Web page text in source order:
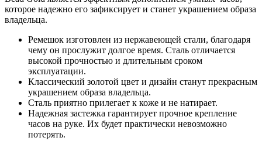
которое надежно его зафиксирует и станет украшением образа
владельца.
Ремешок изготовлен из нержавеющей стали, благодаря
чему он прослужит долгое время. Сталь отличается
высокой прочностью и длительным сроком
эксплуатации.
Классический золотой цвет и дизайн станут прекрасным
украшением образа владельца.
Сталь приятно прилегает к коже и не натирает.
Надежная застежка гарантирует прочное крепление
часов на руке. Их будет практически невозможно
потерять.